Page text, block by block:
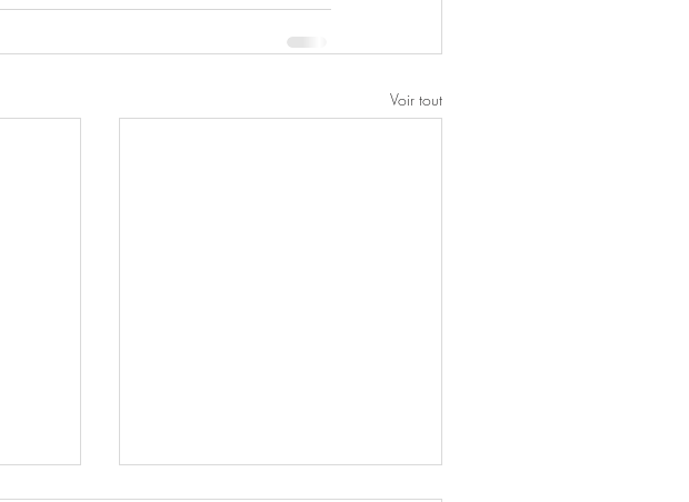
Voir tout